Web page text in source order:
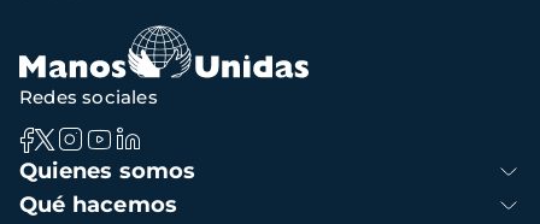
Navegación
principal
Quienes somos
Qué hacemos
Redes sociales